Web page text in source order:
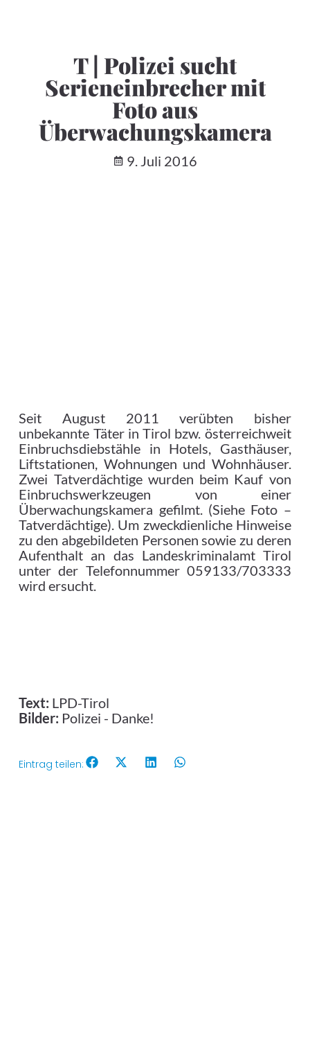
T | Polizei sucht
Serieneinbrecher mit
Foto aus
Überwachungskamera
9. Juli 2016
Seit August 2011 verübten bisher
unbekannte Täter in Tirol bzw. österreichweit
Einbruchsdiebstähle in Hotels, Gasthäuser,
Liftstationen, Wohnungen und Wohnhäuser.
Zwei Tatverdächtige wurden beim Kauf von
Einbruchswerkzeugen von einer
Überwachungskamera gefilmt. (Siehe Foto –
Tatverdächtige). Um zweckdienliche Hinweise
zu den abgebildeten Personen sowie zu deren
Aufenthalt an das Landeskriminalamt Tirol
unter der Telefonnummer 059133/703333
wird ersucht.
Text: LPD-Tirol
Bilder: Polizei - Danke!
Eintrag teilen: